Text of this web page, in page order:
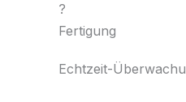
?
Fertigung
Echtzeit-